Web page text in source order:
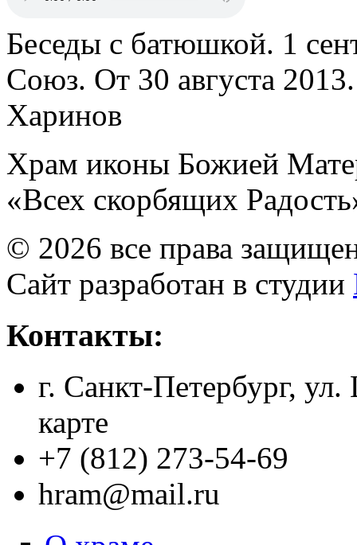
Беседы с батюшкой. 1
Союз. От 30 августа
Харинов
Храм иконы Божией
«Всех скорбящих
© 2026 все права
Сайт разработан в студии
Контакты:
г. Санкт-Петербург,
карте
+7 (812) 273-54-69
hram@mail.ru